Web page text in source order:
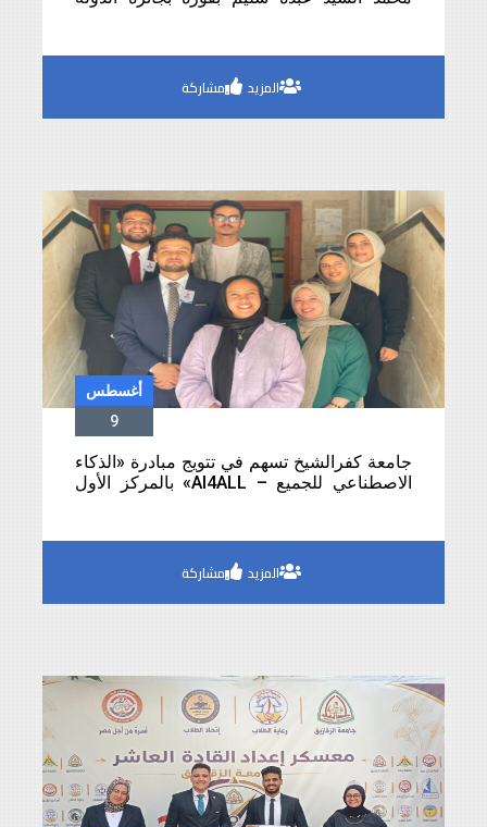
المزيد مشاركة
أغسطس
9
جامعة كفرالشيخ تسهم في تتويج مبادرة «الذكاء
الاصطناعي للجميع – AI4ALL» بالمركز الأول
المزيد مشاركة